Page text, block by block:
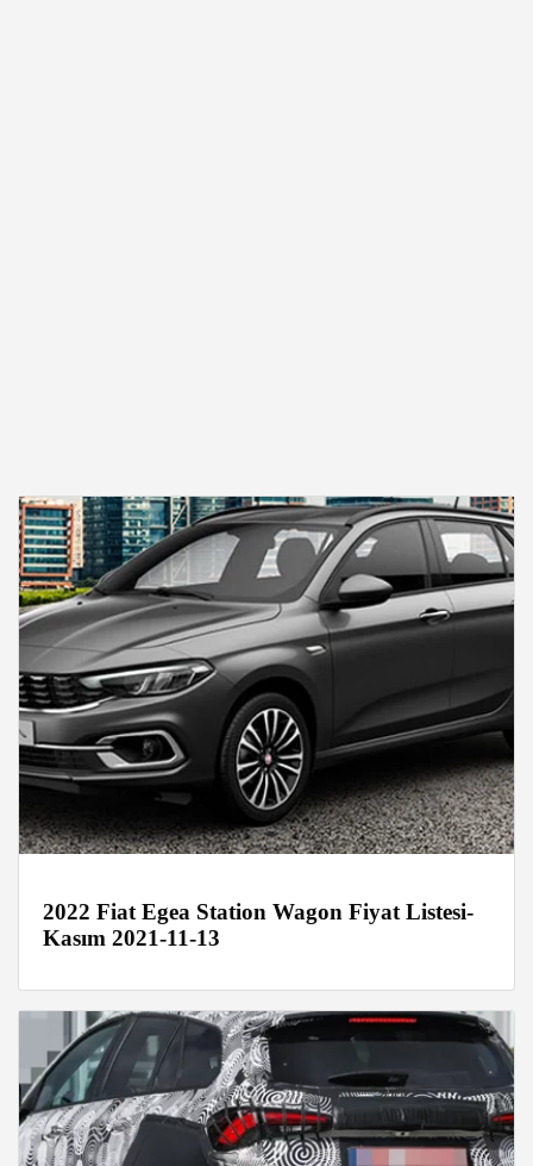
2022 Fiat Egea Station Wagon Fiyat Listesi-
Kasım 2021-11-13